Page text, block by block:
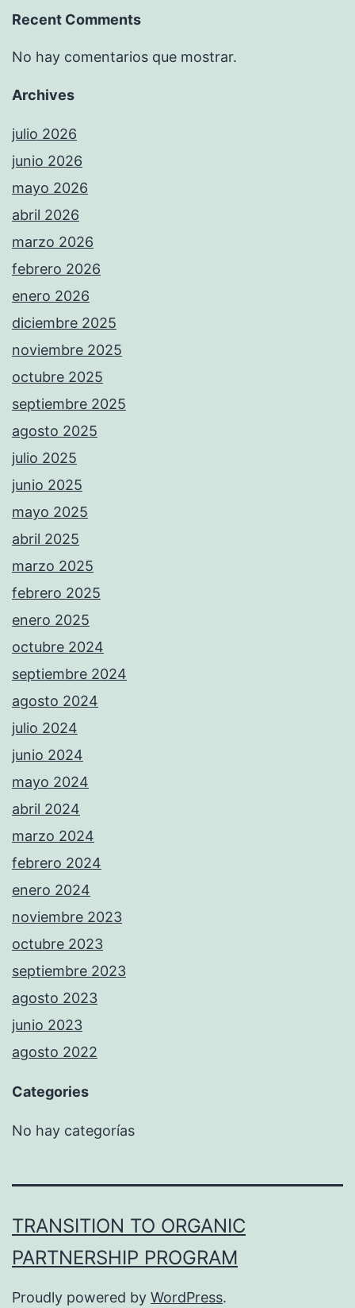
Recent Comments
No hay comentarios que mostrar.
Archives
julio 2026
junio 2026
mayo 2026
abril 2026
marzo 2026
febrero 2026
enero 2026
diciembre 2025
noviembre 2025
octubre 2025
septiembre 2025
agosto 2025
julio 2025
junio 2025
mayo 2025
abril 2025
marzo 2025
febrero 2025
enero 2025
octubre 2024
septiembre 2024
agosto 2024
julio 2024
junio 2024
mayo 2024
abril 2024
marzo 2024
febrero 2024
enero 2024
noviembre 2023
octubre 2023
septiembre 2023
agosto 2023
junio 2023
agosto 2022
Categories
No hay categorías
TRANSITION TO ORGANIC
PARTNERSHIP PROGRAM
Proudly powered by WordPress.